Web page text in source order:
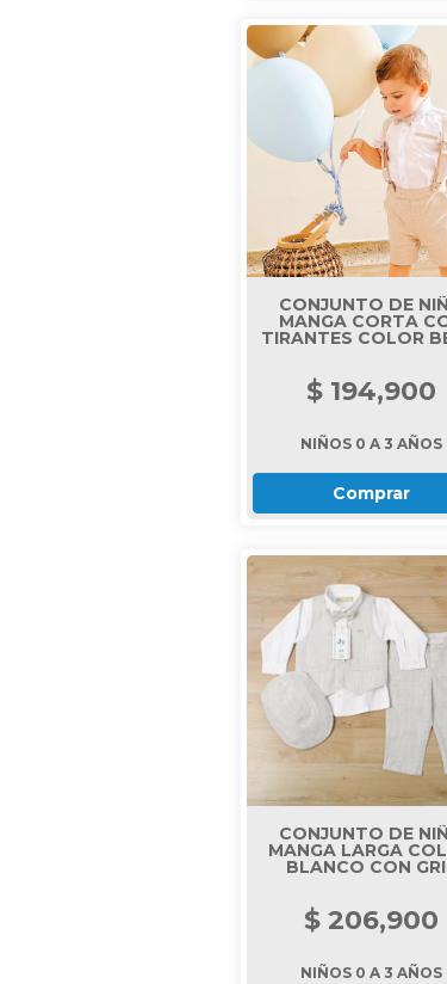
CONJUNTO DE
MANGA CORTA
TIRANTES COLOR
$ 194,900
NIÑOS 0 A 3 AÑOS
Comprar
CONJUNTO DE
MANGA LARGA
BLANCO CON
$ 206,900
NIÑOS 0 A 3 AÑOS